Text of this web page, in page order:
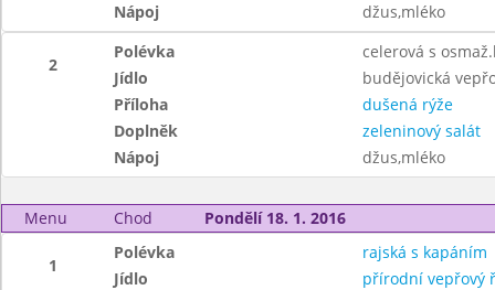
Nápoj
džus,mléko
2
Polévka
celerová s
Jídlo
budějovická
Příloha
dušená rýže
Doplněk
zeleninový salát
Nápoj
džus,mléko
Menu Chod Pondělí 18. 1. 2016
1
Polévka
rajská s kapáním
Jídlo
přírodní vepřový